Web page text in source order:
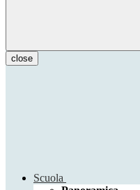
close
Scuola